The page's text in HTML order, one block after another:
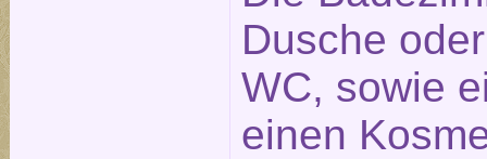
Dusche
WC, sowie
einen